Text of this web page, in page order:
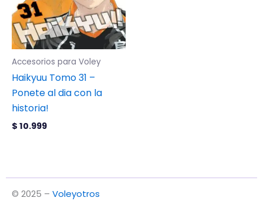
Accesorios para Voley
Haikyuu Tomo 31 –
Ponete al dia con la
historia!
$ 10.999
© 2025 – Voleyotros